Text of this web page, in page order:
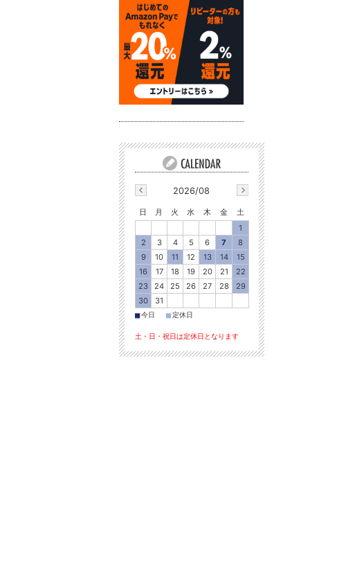
2026/08
日 月 火 水 木 金
土
1
2
3 4 5 6 7
8
9
10 11 12 13 14
15
16
17 18 19 20 21
22
23
24 25 26 27 28
29
30
31
■今日 ■定休日
土・日・祝日は定休日となります